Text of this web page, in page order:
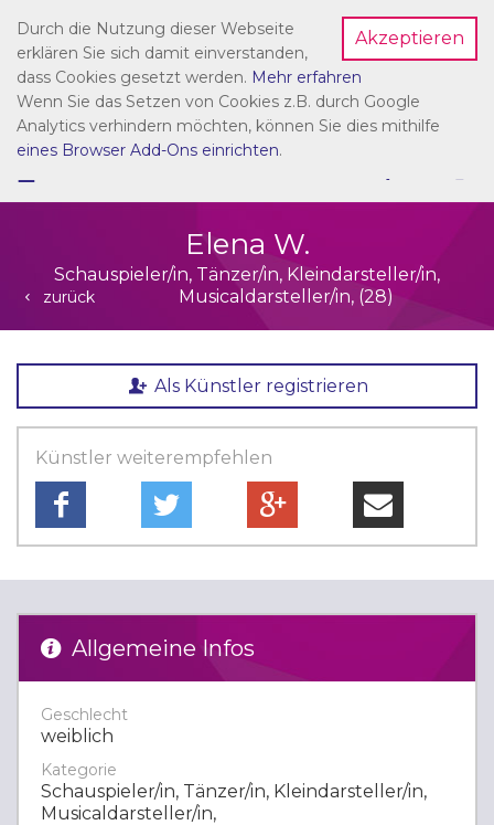
Dein Account
☰
Elena W.
zurück
Schauspieler/in, Tänzer/in, Kleindarsteller/in,
Musicaldarsteller/in, (28)
Als Künstler registrieren
Künstler weiterempfehlen
Allgemeine Infos
Geschlecht
weiblich
Kategorie
Schauspieler/in, Tänzer/in, Kleindarsteller/in,
Musicaldarsteller/in,
Akzeptieren
Durch die Nutzung dieser Webseite
erklären Sie sich damit einverstanden,
dass Cookies gesetzt werden. Mehr erfahren
Wenn Sie das Setzen von Cookies z.B. durch Google
Analytics verhindern möchten, können Sie dies mithilfe
eines Browser Add-Ons einrichten.